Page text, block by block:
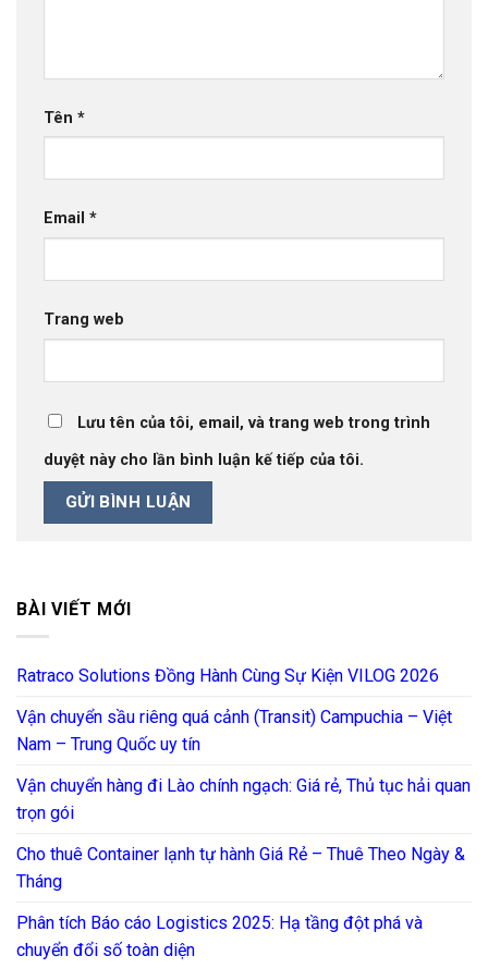
Tên *
Email *
Trang web
Lưu tên của tôi, email, và trang web trong trình
duyệt này cho lần bình luận kế tiếp của tôi.
BÀI VIẾT MỚI
Ratraco Solutions Đồng Hành Cùng Sự Kiện VILOG 2026
Vận chuyển sầu riêng quá cảnh (Transit) Campuchia – Việt
Nam – Trung Quốc uy tín
Vận chuyển hàng đi Lào chính ngạch: Giá rẻ, Thủ tục hải quan
trọn gói
Cho thuê Container lạnh tự hành Giá Rẻ – Thuê Theo Ngày &
Tháng
Phân tích Báo cáo Logistics 2025: Hạ tầng đột phá và
chuyển đổi số toàn diện